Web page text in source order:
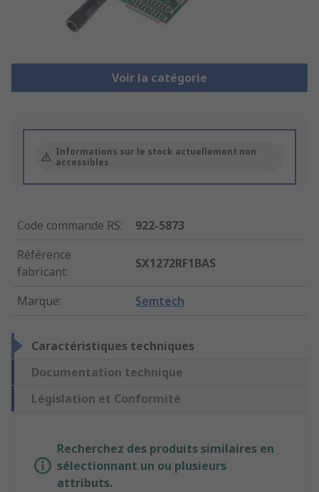
Voir la catégorie
Informations sur le stock actuellement non
accessibles
Code commande RS:
922-5873
Référence
fabricant:
SX1272RF1BAS
Marque: Semtech
Caractéristiques techniques
Documentation technique
Législation et Conformité
Recherchez des produits similaires en
sélectionnant un ou plusieurs
attributs.